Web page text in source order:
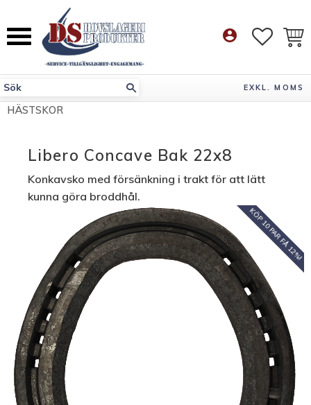
Meny account_circle
EXKL. MOMS
HÄSTSKOR
Libero Concave Bak 22x8
Konkavsko med försänkning i trakt för att lätt
kunna göra broddhål.
KÖP 10 PAR FÅ 12%!